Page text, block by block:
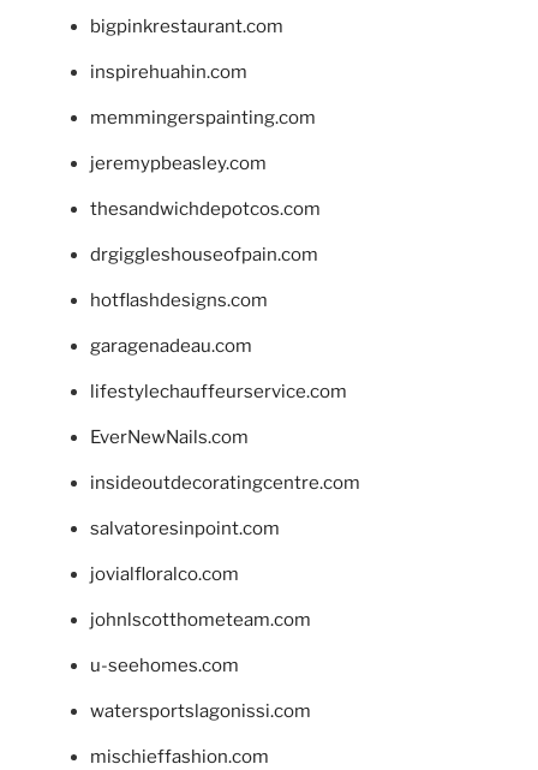
bigpinkrestaurant.com
inspirehuahin.com
memmingerspainting.com
jeremypbeasley.com
thesandwichdepotcos.com
drgiggleshouseofpain.com
hotflashdesigns.com
garagenadeau.com
lifestylechauffeurservice.com
EverNewNails.com
insideoutdecoratingcentre.com
salvatoresinpoint.com
jovialfloralco.com
johnlscotthometeam.com
u-seehomes.com
watersportslagonissi.com
mischieffashion.com